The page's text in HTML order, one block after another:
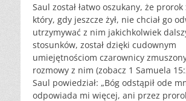
Saul został łatwo oszukany, że prorok
który, gdy jeszcze żył, nie chciał go
utrzymywać z nim jakichkolwiek
stosunków, został dzięki cudownym
umiejętnościom czarownicy
rozmowy z nim (zobacz 1 Samuela
Saul powiedział: „Bóg odstąpił ode
odpowiada mi więcej, ani przez